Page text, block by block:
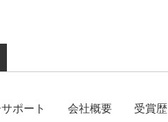
ポート 会社概要 受賞歴